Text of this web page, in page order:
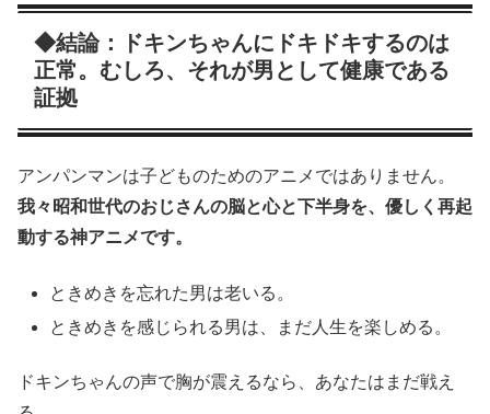
◆結論：ドキンちゃんにドキドキするのは
正常。むしろ、それが男として健康である
証拠
アンパンマンは子どものためのアニメではありません。
我々昭和世代のおじさんの脳と心と下半身を、優しく再起
動する神アニメです。
ときめきを忘れた男は老いる。
ときめきを感じられる男は、まだ人生を楽しめる。
ドキンちゃんの声で胸が震えるなら、あなたはまだ戦え